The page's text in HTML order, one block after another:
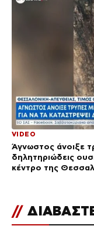
VIDEO
Άγνωστος άνοιξε
δηλητηριώδεις
κέντρο της
//